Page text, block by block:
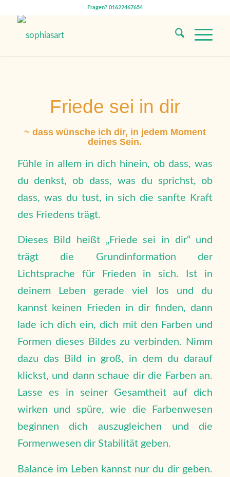
Fragen? 01622467654
Friede sei in dir
~ dass wünsche ich dir, in jedem Moment
deines Sein.
Fühle in allem in dich hinein, ob dass, was
du denkst, ob dass, was du sprichst, ob
dass, was du tust, in sich die sanfte Kraft
des Friedens trägt.
Dieses Bild heißt „Friede sei in dir“ und
trägt die Grundinformation der
Lichtsprache für Frieden in sich. Ist in
deinem Leben gerade viel los und du
kannst keinen Frieden in dir finden, dann
lade ich dich ein, dich mit den Farben und
Formen dieses Bildes zu verbinden. Nimm
dazu das Bild in groß, in dem du darauf
klickst, und dann schaue dir die Farben an.
Lasse es in seiner Gesamtheit auf dich
wirken und spüre, wie die Farbenwesen
beginnen dich auszugleichen und die
Formenwesen dir Stabilität geben.
Balance im Leben kannst nur du dir geben.